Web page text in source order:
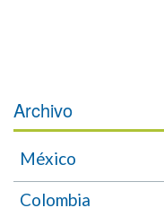
Archivo
México
Colombia